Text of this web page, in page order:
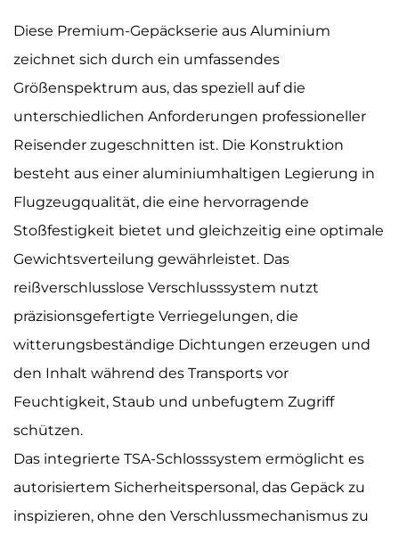
Diese Premium-Gepäckserie aus Aluminium
zeichnet sich durch ein umfassendes
Größenspektrum aus, das speziell auf die
unterschiedlichen Anforderungen professioneller
Reisender zugeschnitten ist. Die Konstruktion
besteht aus einer aluminiumhaltigen Legierung in
Flugzeugqualität, die eine hervorragende
Stoßfestigkeit bietet und gleichzeitig eine optimale
Gewichtsverteilung gewährleistet. Das
reißverschlusslose Verschlusssystem nutzt
präzisionsgefertigte Verriegelungen, die
witterungsbeständige Dichtungen erzeugen und
den Inhalt während des Transports vor
Feuchtigkeit, Staub und unbefugtem Zugriff
schützen.
Das integrierte TSA-Schlosssystem ermöglicht es
autorisiertem Sicherheitspersonal, das Gepäck zu
inspizieren, ohne den Verschlussmechanismus zu